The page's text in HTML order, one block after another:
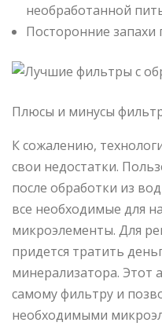
необработанной
Посторонние запахи
Плюсы и минусы
К сожалению,
свои недостатки.
после обработки из
все необходимые для
микроэлементы. Для
придется тратить
минерализатора. Этот
самому фильтру и
необходимыми